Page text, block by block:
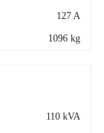
127 A
1096 kg
110 kVA